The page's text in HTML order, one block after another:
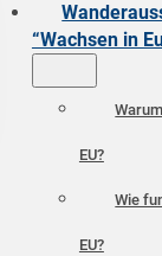
“Wachsen in
EU?
Wie
EU?